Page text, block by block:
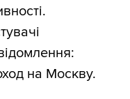
на Москву.